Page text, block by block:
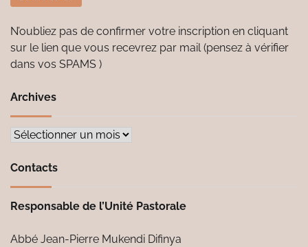
N’oubliez pas de confirmer votre inscription en cliquant
sur le lien que vous recevrez par mail (pensez à vérifier
dans vos SPAMS )
Archives
Archives
Contacts
Responsable de l’Unité Pastorale
Abbé Jean-Pierre Mukendi Difinya